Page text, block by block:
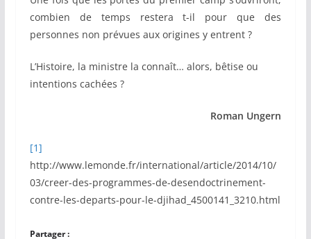
combien de temps restera t-il pour que des
personnes non prévues aux origines y entrent ?
L’Histoire, la ministre la connaît… alors, bêtise ou
intentions cachées ?
Roman Ungern
[1]
http://www.lemonde.fr/international/article/2014/10/
03/creer-des-programmes-de-desendoctrinement-
contre-les-departs-pour-le-djihad_4500141_3210.html
Partager :